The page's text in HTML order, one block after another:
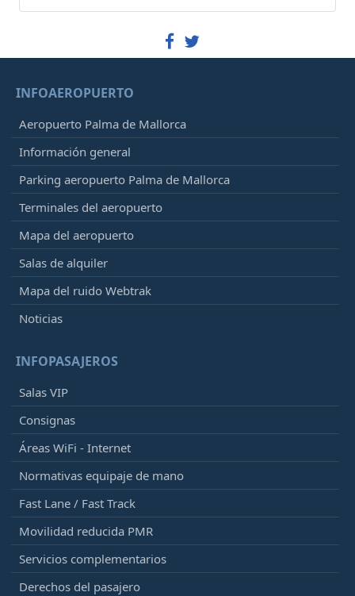
INFOAEROPUERTO
Aeropuerto Palma de Mallorca
Información general
Parking aeropuerto Palma de Mallorca
Terminales del aeropuerto
Mapa del aeropuerto
Salas de alquiler
Mapa del ruido Webtrak
Noticias
INFOPASAJEROS
Salas VIP
Consignas
Áreas WiFi - Internet
Normativas equipaje de mano
Fast Lane / Fast Track
Movilidad reducida PMR
Servicios complementarios
Derechos del pasajero